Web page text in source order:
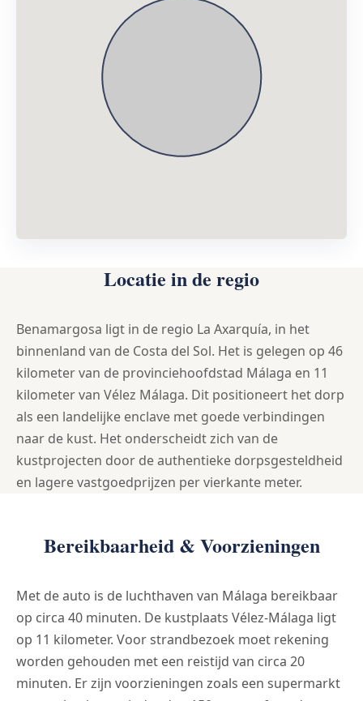
Locatie in de regio
Benamargosa ligt in de regio La Axarquía, in het
binnenland van de Costa del Sol. Het is gelegen op 46
kilometer van de provinciehoofdstad Málaga en 11
kilometer van Vélez Málaga. Dit positioneert het dorp
als een landelijke enclave met goede verbindingen
naar de kust. Het onderscheidt zich van de
kustprojecten door de authentieke dorpsgesteldheid
en lagere vastgoedprijzen per vierkante meter.
Bereikbaarheid & Voorzieningen
Met de auto is de luchthaven van Málaga bereikbaar
op circa 40 minuten. De kustplaats Vélez-Málaga ligt
op 11 kilometer. Voor strandbezoek moet rekening
worden gehouden met een reistijd van circa 20
minuten. Er zijn voorzieningen zoals een supermarkt